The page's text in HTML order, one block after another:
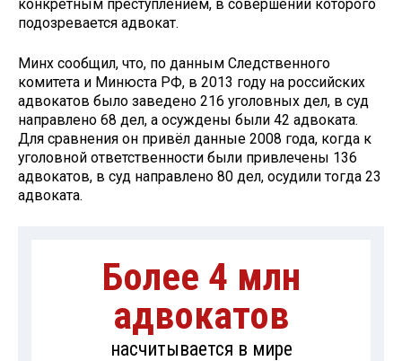
конкретным преступлением, в совершении которого
подозревается адвокат.
Минх сообщил, что, по данным Следственного
комитета и Минюста РФ, в 2013 году на российских
адвокатов было заведено 216 уголовных дел, в суд
направлено 68 дел, а осуждены были 42 адвоката.
Для сравнения он привёл данные 2008 года, когда к
уголовной ответственности были привлечены 136
адвокатов, в суд направлено 80 дел, осудили тогда 23
адвоката.
Более 4 млн
адвокатов
насчитывается в мире